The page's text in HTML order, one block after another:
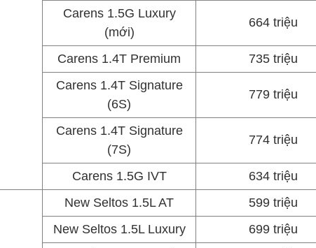
Carens 1.5G Luxury
(mới)
664 triệu
Carens 1.4T Premium
735 triệu
Carens 1.4T Signature
(6S)
779 triệu
Carens 1.4T Signature
(7S)
774 triệu
Carens 1.5G IVT 634 triệu
New Seltos 1.5L AT
599 triệu
New Seltos 1.5L Luxury
699 triệu